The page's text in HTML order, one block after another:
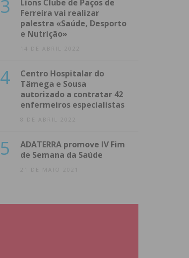
3
Lions Clube de Paços de
Ferreira vai realizar
palestra «Saúde, Desporto
e Nutrição»
14 DE ABRIL 2022
4
Centro Hospitalar do
Tâmega e Sousa
autorizado a contratar 42
enfermeiros especialistas
8 DE ABRIL 2022
5
ADATERRA promove IV Fim
de Semana da Saúde
21 DE MAIO 2021